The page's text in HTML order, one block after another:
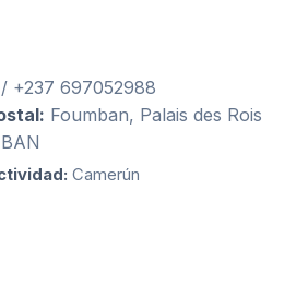
+237 697052988
Foumban, Palais des Rois
Camerún